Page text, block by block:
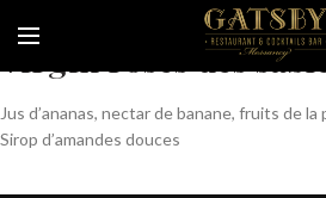
Virgin roses des sables
Jus d’ananas, nectar de banane, fruits de la
Sirop d’amandes douces